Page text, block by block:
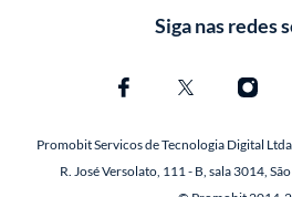
Siga nas redes
Promobit Servicos de Tecnologia Digital
R. José Versolato, 111 - B, sala 3014,